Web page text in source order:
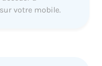
votre mobile.